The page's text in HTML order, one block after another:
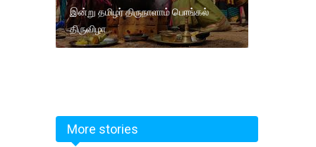
இன்று தமிழர் திருநாளாம் பொங்கல்
திருவிழா
More stories